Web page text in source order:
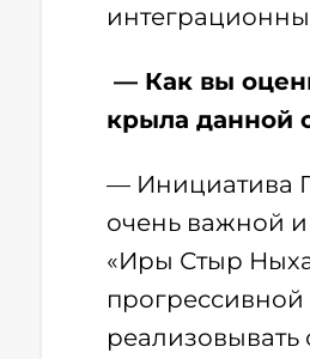
— Как вы
крыла данной
— Инициатива
очень важной
«Иры Стыр